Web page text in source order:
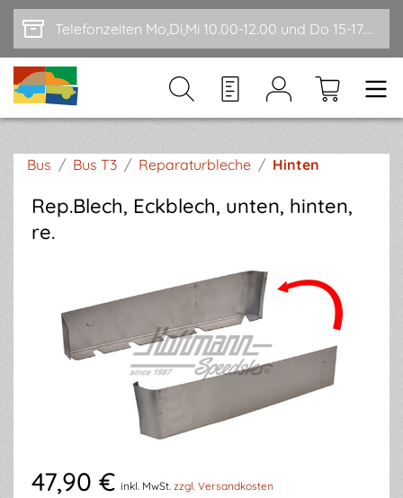
Zum Hauptinhalt springen Telefonzeiten Mo,Di,Mi 10.00-12.00 und Do 15-17.00
Bus / Bus T3 / Reparaturbleche / Hinten
Rep.Blech, Eckblech, unten, hinten,
re.
47,90 € inkl. MwSt. zzgl. Versandkosten